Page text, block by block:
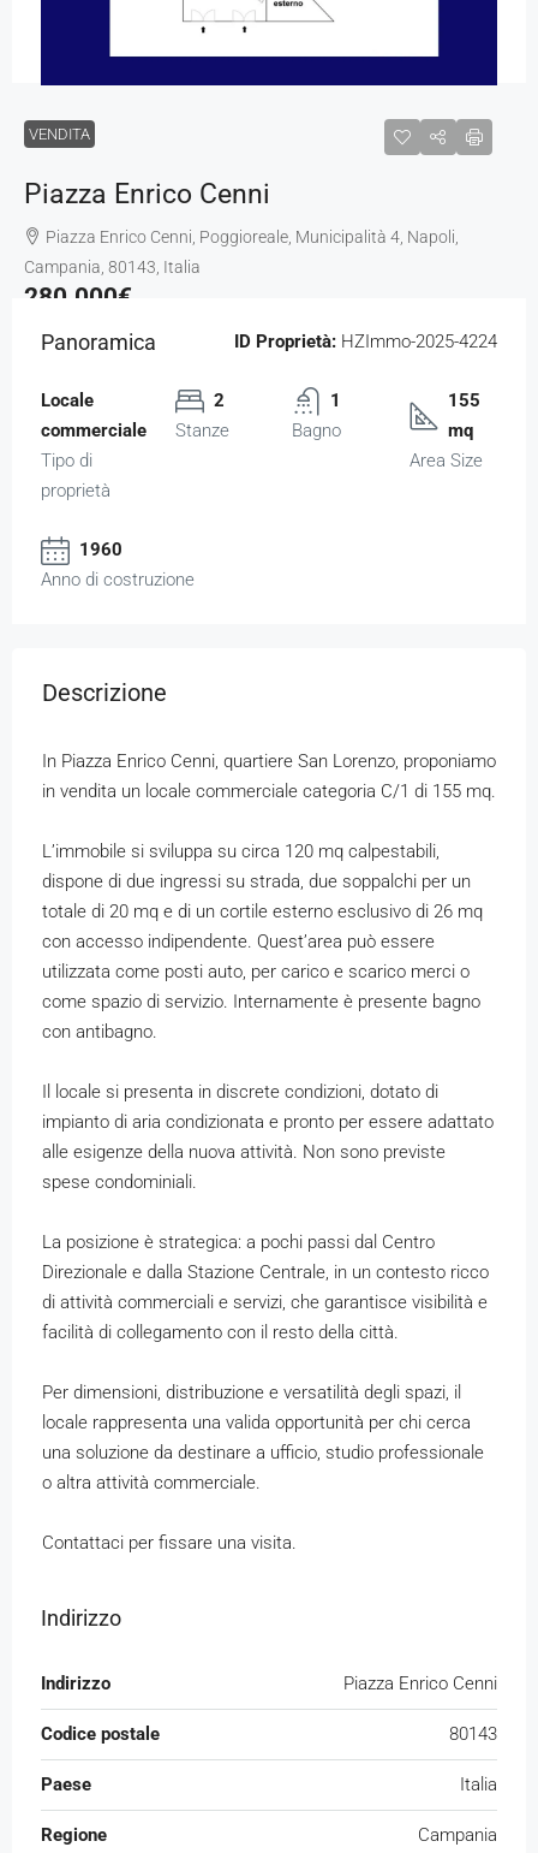
VENDITA
Piazza Enrico Cenni
Piazza Enrico Cenni, Poggioreale, Municipalità 4, Napoli,
Campania, 80143, Italia
280.000€
Panoramica ID Proprietà: HZImmo-2025-4224
Locale
commerciale
Tipo di
proprietà
2
Stanze
1
Bagno
155
mq
Area Size
1960
Anno di costruzione
Descrizione
In Piazza Enrico Cenni, quartiere San Lorenzo, proponiamo
in vendita un locale commerciale categoria C/1 di 155 mq.
L’immobile si sviluppa su circa 120 mq calpestabili,
dispone di due ingressi su strada, due soppalchi per un
totale di 20 mq e di un cortile esterno esclusivo di 26 mq
con accesso indipendente. Quest’area può essere
utilizzata come posti auto, per carico e scarico merci o
come spazio di servizio. Internamente è presente bagno
con antibagno.
Il locale si presenta in discrete condizioni, dotato di
impianto di aria condizionata e pronto per essere adattato
alle esigenze della nuova attività. Non sono previste
spese condominiali.
La posizione è strategica: a pochi passi dal Centro
Direzionale e dalla Stazione Centrale, in un contesto ricco
di attività commerciali e servizi, che garantisce visibilità e
facilità di collegamento con il resto della città.
Per dimensioni, distribuzione e versatilità degli spazi, il
locale rappresenta una valida opportunità per chi cerca
una soluzione da destinare a ufficio, studio professionale
o altra attività commerciale.
Contattaci per fissare una visita.
Indirizzo
Indirizzo Piazza Enrico Cenni
Codice postale 80143
Paese Italia
Regione Campania